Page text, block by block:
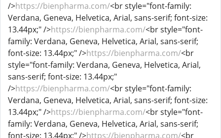
/>https://bienpharma.com/<br style="font-family:
Verdana, Geneva, Helvetica, Arial, sans-serif; font-size:
13.44px;" />https://bienpharma.com/<br style="font-
family: Verdana, Geneva, Helvetica, Arial, sans-serif;
font-size: 13.44px;" />https://bienpharma.com/<br
style="font-family: Verdana, Geneva, Helvetica, Arial,
sans-serif; font-size: 13.44px;"
/>https://bienpharma.com/<br style="font-family:
Verdana, Geneva, Helvetica, Arial, sans-serif; font-size:
13.44px;" />https://bienpharma.com/<br style="font-
family: Verdana, Geneva, Helvetica, Arial, sans-serif;
font-size: 13.44px;" />https://bienpharma.com/<br